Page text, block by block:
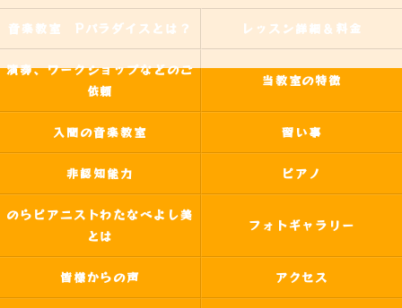
音楽教室 Pパラダイスとは？ レッスン詳細＆料金
演奏、ワークショップなどのご
依頼
当教室の特徴
入間の音楽教室 習い事
非認知能力 ピアノ
のらピアニストわたなべよし美
とは
フォトギャラリー
皆様からの声 アクセス